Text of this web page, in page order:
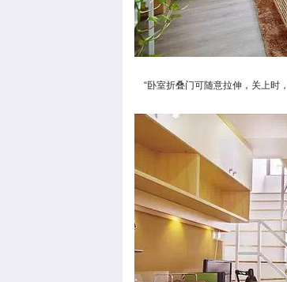
“卧室折叠门可随意拉伸，关上时